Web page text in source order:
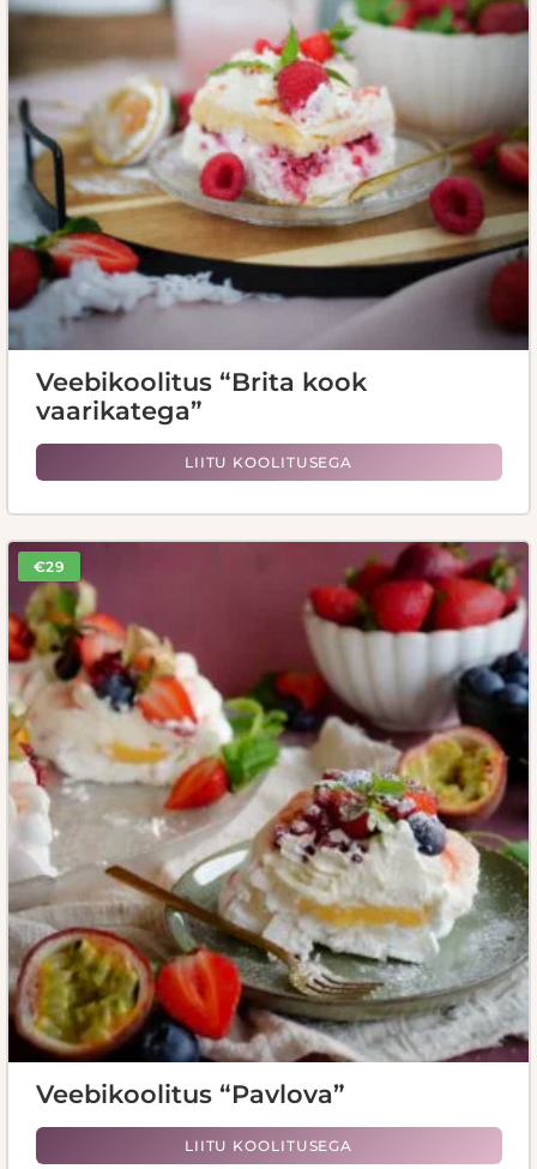
Veebikoolitus “Brita kook
vaarikatega”
LIITU KOOLITUSEGA
€29
Veebikoolitus “Pavlova”
LIITU KOOLITUSEGA